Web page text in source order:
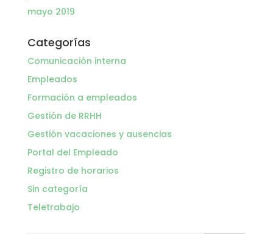
mayo 2019
Categorías
Comunicación interna
Empleados
Formación a empleados
Gestión de RRHH
Gestión vacaciones y ausencias
Portal del Empleado
Registro de horarios
Sin categoría
Teletrabajo